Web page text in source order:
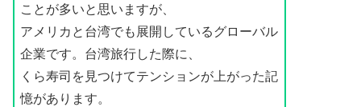
ことが多いと思いますが、
アメリカと台湾でも展開しているグローバル
企業です。台湾旅行した際に、
くら寿司を見つけてテンションが上がった記
憶があります。